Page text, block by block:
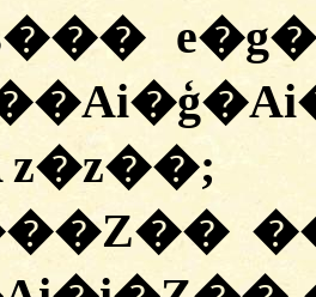
z�z��;